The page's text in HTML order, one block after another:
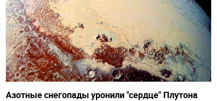
Азотные снегопады уронили "сердце" Плутона